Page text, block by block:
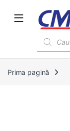
Prima pagină